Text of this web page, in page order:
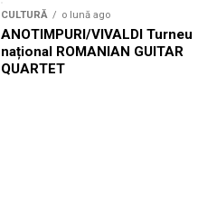
CULTURĂ o lună ago
ANOTIMPURI/VIVALDI Turneu
național ROMANIAN GUITAR
QUARTET